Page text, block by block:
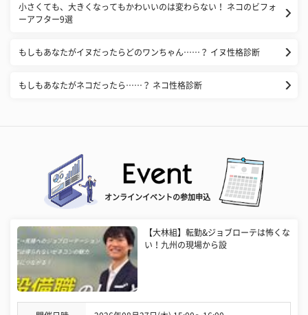
小さくても、大きくなってもかわいいのは変わらない！ ネコのビフォ
ーアフター9選
もしもあなたがイヌだったらどのワンちゃん……？ イヌ性格診断
もしもあなたがネコだったら……？ ネコ性格診断
オンラインイベントの参加申込
【大林組】転勤&ジョブローテは怖くな
い！九州の現場から設